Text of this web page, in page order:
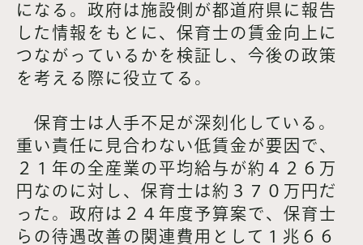
になる。政府は施設側が都道府県に報告
した情報をもとに、保育士の賃金向上に
つながっているかを検証し、今後の政策
を考える際に役立てる。
保育士は人手不足が深刻化している。
重い責任に見合わない低賃金が要因で、
２１年の全産業の平均給与が約４２６万
円なのに対し、保育士は約３７０万円だ
った。政府は２４年度予算案で、保育士
らの待遇改善の関連費用として１兆６６